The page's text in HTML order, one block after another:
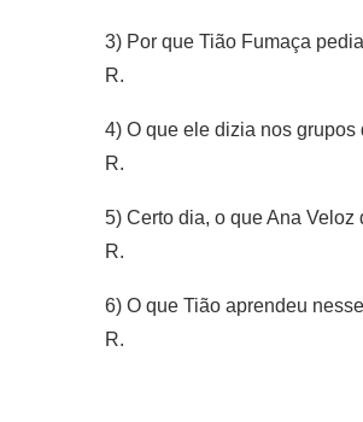
3) Por que Tião Fumaça
R.
4) O que ele dizia nos grupos
R.
5) Certo dia, o que Ana Veloz
R.
6) O que Tião aprendeu
R.